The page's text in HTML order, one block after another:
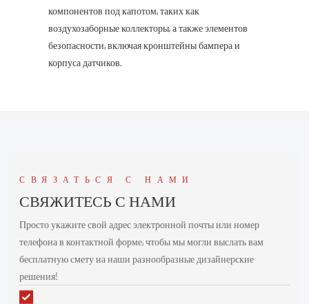
компонентов под капотом, таких как
воздухозаборные коллекторы, а также элементов
безопасности, включая кронштейны бампера и
корпуса датчиков.
СВЯЗАТЬСЯ С НАМИ
СВЯЖИТЕСЬ С НАМИ
Просто укажите свой адрес электронной почты или номер
телефона в контактной форме, чтобы мы могли выслать вам
бесплатную смету на наши разнообразные дизайнерские
решения!